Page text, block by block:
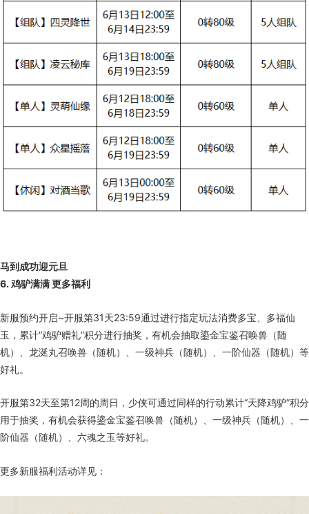
马到成功迎元旦
6. 鸡驴满满 更多福利
新服预约开启~开服第31天23:59通过进行指定玩法消费多宝、多福仙
玉，累计“鸡驴赠礼”积分进行抽奖，有机会抽取鎏金宝鉴召唤兽（随
机）、龙涎丸召唤兽（随机）、一级神兵（随机）、一阶仙器（随机）等
好礼。
开服第32天至第12周的周日，少侠可通过同样的行动累计“天降鸡驴”积分
用于抽奖，有机会获得鎏金宝鉴召唤兽（随机）、一级神兵（随机）、一
阶仙器（随机）、六魂之玉等好礼。
更多新服福利活动详见：